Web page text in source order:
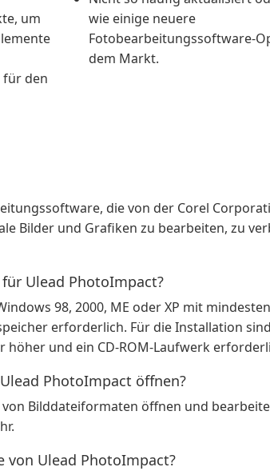
um
den
wie einige neuere
Fotobearbeitungssoftware-
dem Markt.
die von der Corel
Bilder und Grafiken zu bearbeiten, zu
Ulead PhotoImpact?
98, 2000, ME oder XP mit
erforderlich. Für die Installation
höher und ein CD-ROM-Laufwerk
PhotoImpact öffnen?
Bilddateiformaten öffnen und
von Ulead PhotoImpact?